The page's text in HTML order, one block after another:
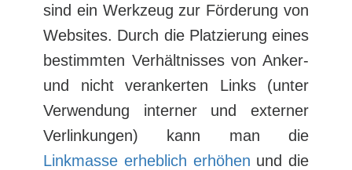
sind ein Werkzeug zur Förderung von
Websites. Durch die Platzierung eines
bestimmten Verhältnisses von Anker-
und nicht verankerten Links (unter
Verwendung interner und externer
Verlinkungen) kann man die
Linkmasse erheblich erhöhen und die